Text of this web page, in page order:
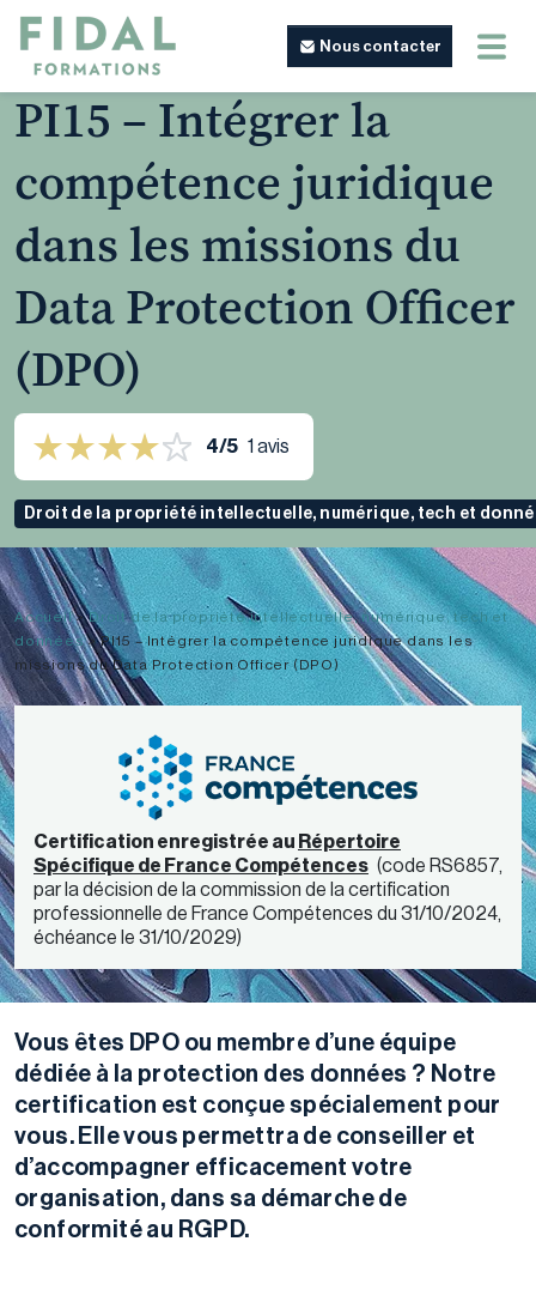
Nous contacter
PI15 – Intégrer la
compétence juridique
dans les missions du
Data Protection Officer
(DPO)
4/5 1 avis
Droit de la propriété intellectuelle, numérique, tech et
Accueil>Droit de la propriété intellectuelle, numérique, tech et
données>PI15 – Intégrer la compétence juridique dans les
missions du Data Protection Officer (DPO)
Certification enregistrée au Répertoire
Spécifique de France Compétences (code RS6857,
par la décision de la commission de la certification
professionnelle de France Compétences du 31/10/2024,
échéance le 31/10/2029)
Vous êtes DPO ou membre d’une équipe
dédiée à la protection des données ? Notre
certification est conçue spécialement pour
vous. Elle vous permettra de conseiller et
d’accompagner efficacement votre
organisation, dans sa démarche de
conformité au RGPD.